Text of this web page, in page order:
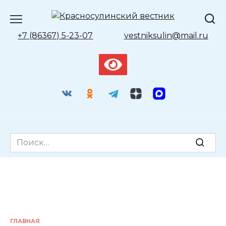
содержанию
+7 (86367) 5-23-07 vestniksulin@mail.ru
Search
for:
ГЛАВНАЯ